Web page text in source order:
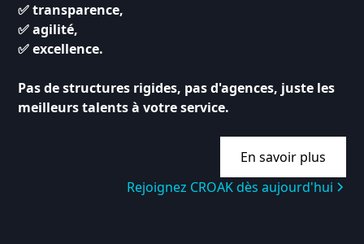
✅ transparence,
✅ agilité,
✅ excellence.
Pas de structures rigides, pas d'agences, juste les
meilleurs talents à votre service.
En savoir plus
Rejoignez CROAK dès aujourd'hui